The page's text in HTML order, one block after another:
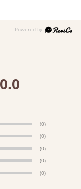
0.0
(0)
(0)
(0)
(0)
(0)